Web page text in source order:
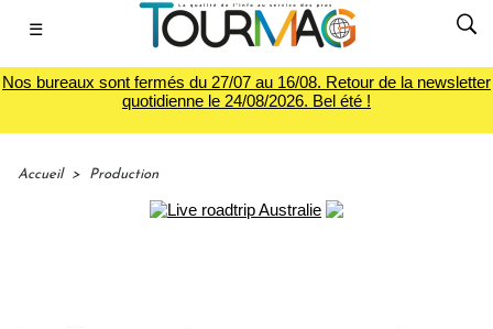
☰
Nos bureaux sont fermés du 27/07 au 16/08. Retour de la newsletter
quotidienne le 24/08/2026. Bel été !
Accueil > Production